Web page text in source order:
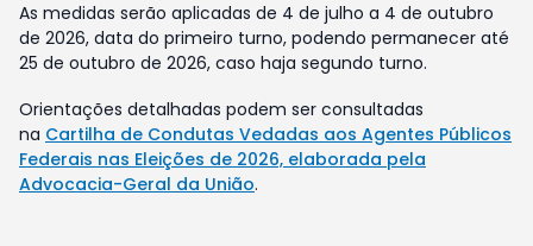
As medidas serão aplicadas de 4 de julho a 4 de outubro
de 2026, data do primeiro turno, podendo permanecer até
25 de outubro de 2026, caso haja segundo turno.
Orientações detalhadas podem ser consultadas
na Cartilha de Condutas Vedadas aos Agentes Públicos
Federais nas Eleições de 2026, elaborada pela
Advocacia-Geral da União.